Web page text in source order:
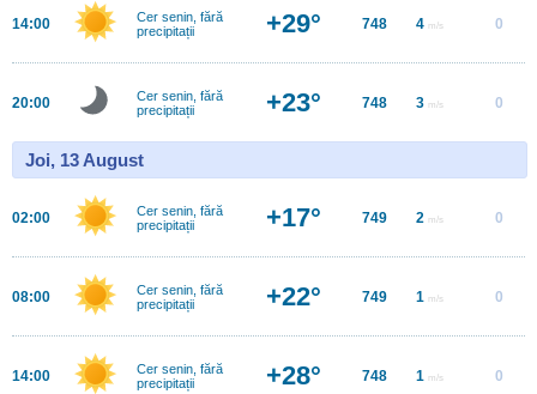
14:00
Cer senin, fără
precipitații
+29° 748 4 m/s 0
20:00
Cer senin, fără
precipitații
+23° 748 3 m/s 0
Joi, 13 August
02:00
Cer senin, fără
precipitații
+17° 749 2 m/s 0
08:00
Cer senin, fără
precipitații
+22° 749 1 m/s 0
14:00
Cer senin, fără
precipitații
+28° 748 1 m/s 0